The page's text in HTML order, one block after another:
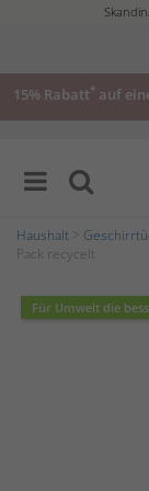
15% Rabatt* auf
Haushalt
Pack recycelt
Für Umwelt die